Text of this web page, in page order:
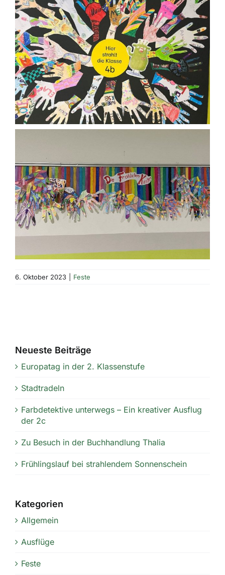
6. Oktober 2023 Feste
Neueste Beiträge
Europatag in der 2. Klassenstufe
Stadtradeln
Farbdetektive unterwegs – Ein kreativer Ausflug
der 2c
Zu Besuch in der Buchhandlung Thalia
Frühlingslauf bei strahlendem Sonnenschein
Kategorien
Allgemein
Ausflüge
Feste